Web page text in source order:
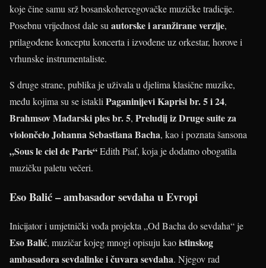
koje čine samu srž bosanskohercegovačke muzičke tradicije.
Posebnu vrijednost dale su autorske i aranžirane verzije,
prilagođene konceptu koncerta i izvođene uz orkestar, horove i
vrhunske instrumentaliste.
S druge strane, publika je uživala u djelima klasične muzike,
među kojima su se istakli Paganinijevi Kaprisi br. 5 i 24,
Brahmsov Mađarski ples br. 5, Preludij iz Druge suite za
violončelo Johanna Sebastiana Bacha, kao i poznata šansona
„Sous le ciel de Paris“Edith Piaf, koja je dodatno obogatila
muzičku paletu večeri.
Eso Balić – ambasador sevdaha u Evropi
Inicijator i umjetnički vođa projekta „Od Bacha do sevdaha“ je
Eso Balić, muzičar kojeg mnogi opisuju kaoistinskog
ambasadora sevdalinke i čuvara sevdaha. Njegov rad